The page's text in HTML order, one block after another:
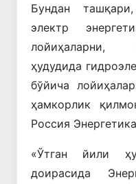
Бундан
электр
лойиҳаларни,
ҳудудида
бўйича
ҳамкорлик
Россия
«Ўтган йили
доирасида